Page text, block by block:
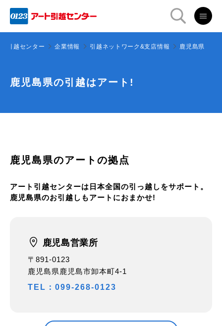
引越センター 企業情報 引越ネットワーク&支店情報 鹿児島県
鹿児島県の引越はアート!
鹿児島県のアートの拠点
アート引越センターは日本全国の引っ越しをサポート。
鹿児島県のお引越しもアートにおまかせ!
鹿児島営業所
〒891-0123
鹿児島県鹿児島市卸本町4-1
TEL：099-268-0123